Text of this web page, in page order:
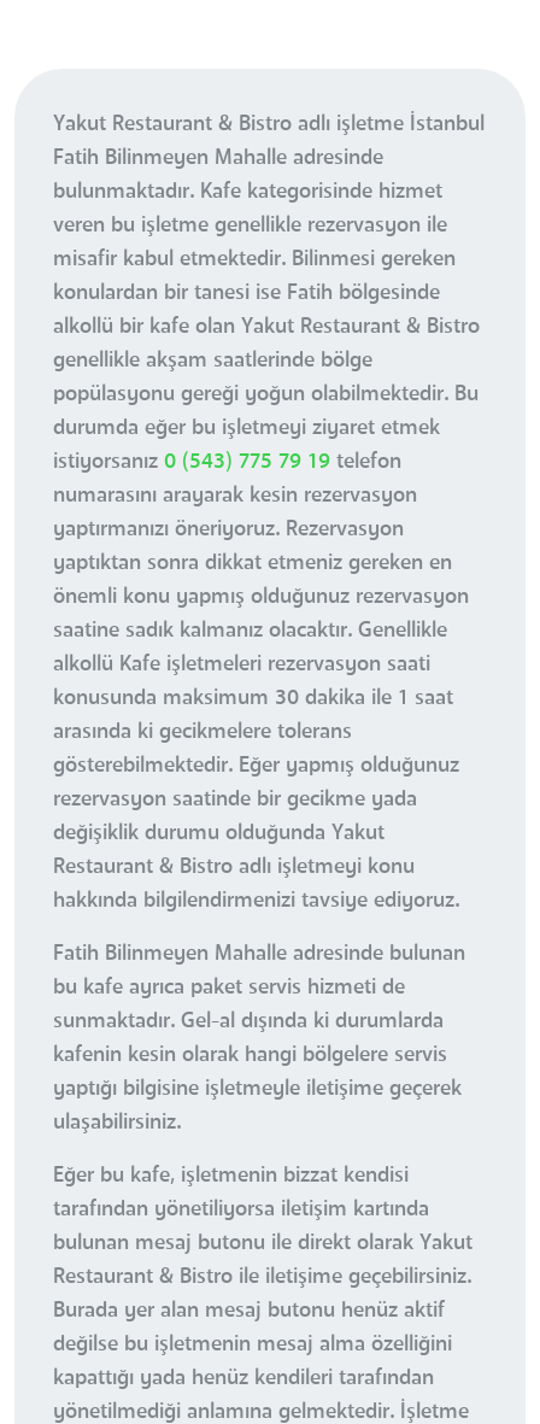
Yakut Restaurant & Bistro adlı işletme İstanbul
Fatih Bilinmeyen Mahalle adresinde
bulunmaktadır. Kafe kategorisinde hizmet
veren bu işletme genellikle rezervasyon ile
misafir kabul etmektedir. Bilinmesi gereken
konulardan bir tanesi ise Fatih bölgesinde
alkollü bir kafe olan Yakut Restaurant & Bistro
genellikle akşam saatlerinde bölge
popülasyonu gereği yoğun olabilmektedir. Bu
durumda eğer bu işletmeyi ziyaret etmek
istiyorsanız 0 (543) 775 79 19 telefon
numarasını arayarak kesin rezervasyon
yaptırmanızı öneriyoruz. Rezervasyon
yaptıktan sonra dikkat etmeniz gereken en
önemli konu yapmış olduğunuz rezervasyon
saatine sadık kalmanız olacaktır. Genellikle
alkollü Kafe işletmeleri rezervasyon saati
konusunda maksimum 30 dakika ile 1 saat
arasında ki gecikmelere tolerans
gösterebilmektedir. Eğer yapmış olduğunuz
rezervasyon saatinde bir gecikme yada
değişiklik durumu olduğunda Yakut
Restaurant & Bistro adlı işletmeyi konu
hakkında bilgilendirmenizi tavsiye ediyoruz.
Fatih Bilinmeyen Mahalle adresinde bulunan
bu kafe ayrıca paket servis hizmeti de
sunmaktadır. Gel-al dışında ki durumlarda
kafenin kesin olarak hangi bölgelere servis
yaptığı bilgisine işletmeyle iletişime geçerek
ulaşabilirsiniz.
Eğer bu kafe, işletmenin bizzat kendisi
tarafından yönetiliyorsa iletişim kartında
bulunan mesaj butonu ile direkt olarak Yakut
Restaurant & Bistro ile iletişime geçebilirsiniz.
Burada yer alan mesaj butonu henüz aktif
değilse bu işletmenin mesaj alma özelliğini
kapattığı yada henüz kendileri tarafından
yönetilmediği anlamına gelmektedir. İşletme